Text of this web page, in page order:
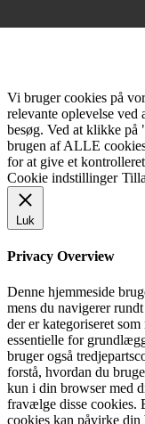
Vi bruger cookies på
relevante oplevelse ved
besøg. Ved at klikke
brugen af ALLE
for at give et
Cookie indstillinger
Luk
Privacy Overview
Denne hjemmeside
mens du navigerer
der er kategoriseret
essentielle for
bruger også
forstå, hvordan du
kun i din browser med
fravælge disse cookies.
cookies kan påvirke din